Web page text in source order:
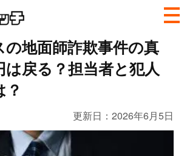
地面師詐欺事件の真
は戻る？担当者と犯人
更新日：2026年6月5日